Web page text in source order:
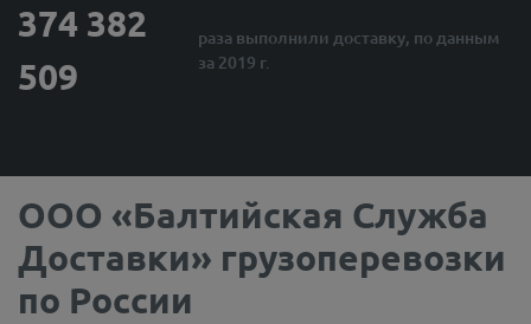
374 382
509
раза выполнили доставку, по данным
за 2019 г.
ООО «Балтийская Служба
Доставки» грузоперевозки
по России